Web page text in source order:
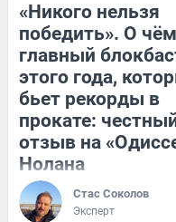
«Никого нельзя
победить». О чём
главный
этого года,
бьет рекорды в
прокате:
отзыв на
Нолана
Стас Соколов
Эксперт